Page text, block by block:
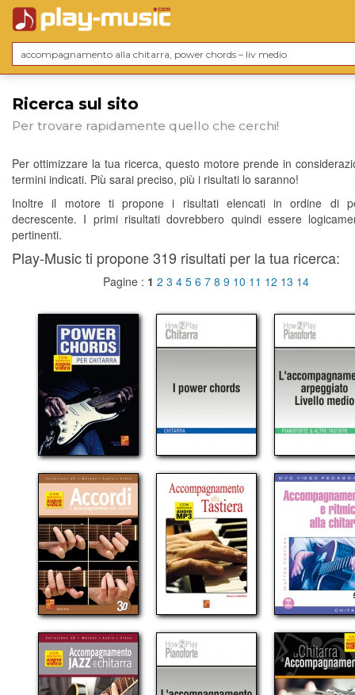
Ricerca sul sito
Per trovare rapidamente quello che cerchi!
Per ottimizzare la tua ricerca, questo motore prende in
termini indicati. Più sarai preciso, più i risultati lo saranno!
Inoltre il motore ti propone i risultati elencati in ordine di
decrescente. I primi risultati dovrebbero quindi essere
pertinenti.
Play-Music ti propone 319 risultati per la tua ricerca:
Pagine : 1 2 3 4 5 6 7 8 9 10 11 12 13 14